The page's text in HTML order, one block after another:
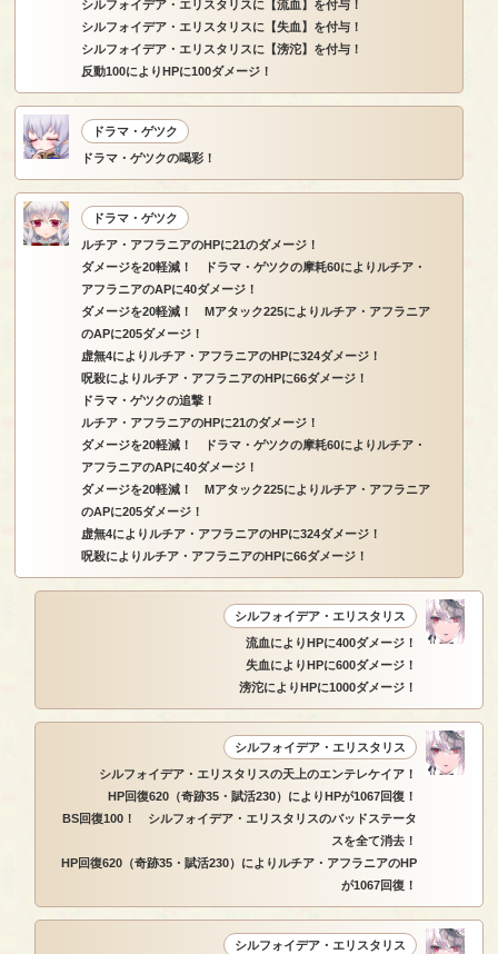
シルフォイデア・エリスタリスに【流血】を付与！
シルフォイデア・エリスタリスに【失血】を付与！
シルフォイデア・エリスタリスに【滂沱】を付与！
反動100によりHPに100ダメージ！
ドラマ・ゲツク
ドラマ・ゲツクの喝彩！
ドラマ・ゲツク
ルチア・アフラニアのHPに21のダメージ！
ダメージを20軽減！ ドラマ・ゲツクの摩耗60によりルチア・
アフラニアのAPに40ダメージ！
ダメージを20軽減！ Mアタック225によりルチア・アフラニア
のAPに205ダメージ！
虚無4によりルチア・アフラニアのHPに324ダメージ！
呪殺によりルチア・アフラニアのHPに66ダメージ！
ドラマ・ゲツクの追撃！
ルチア・アフラニアのHPに21のダメージ！
ダメージを20軽減！ ドラマ・ゲツクの摩耗60によりルチア・
アフラニアのAPに40ダメージ！
ダメージを20軽減！ Mアタック225によりルチア・アフラニア
のAPに205ダメージ！
虚無4によりルチア・アフラニアのHPに324ダメージ！
呪殺によりルチア・アフラニアのHPに66ダメージ！
シルフォイデア・エリスタリス
流血によりHPに400ダメージ！
失血によりHPに600ダメージ！
滂沱によりHPに1000ダメージ！
シルフォイデア・エリスタリス
シルフォイデア・エリスタリスの天上のエンテレケイア！
HP回復620（奇跡35・賦活230）によりHPが1067回復！
BS回復100！ シルフォイデア・エリスタリスのバッドステータ
スを全て消去！
HP回復620（奇跡35・賦活230）によりルチア・アフラニアのHP
が1067回復！
シルフォイデア・エリスタリス